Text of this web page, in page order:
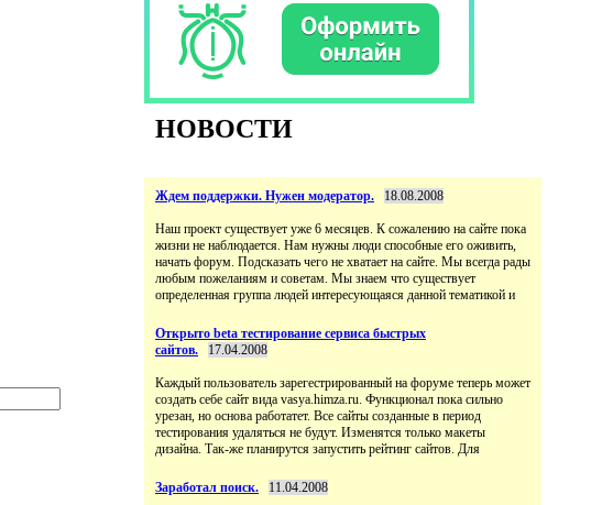
НОВОСТИ
Ждем поддержки. Нужен модератор. 18.08.2008
Наш проект существует уже 6 месяцев. К сожалению на сайте пока
жизни не наблюдается. Нам нужны люди способные его оживить,
начать форум. Подсказать чего не хватает на сайте. Мы всегда рады
любым пожеланиям и советам. Мы знаем что существует
определенная группа людей интересующаяся данной тематикой и
Открыто beta тестирование сервиса быстрых
сайтов.
17.04.2008
Каждый пользователь зарегестрированный на форуме теперь может
создать себе сайт вида vasya.himza.ru. Функционал пока сильно
урезан, но основа работатет. Все сайты созданные в период
тестирования удаляться не будут. Изменятся только макеты
дизайна. Так-же планирутся запустить рейтинг сайтов. Для
Заработал поиск. 11.04.2008